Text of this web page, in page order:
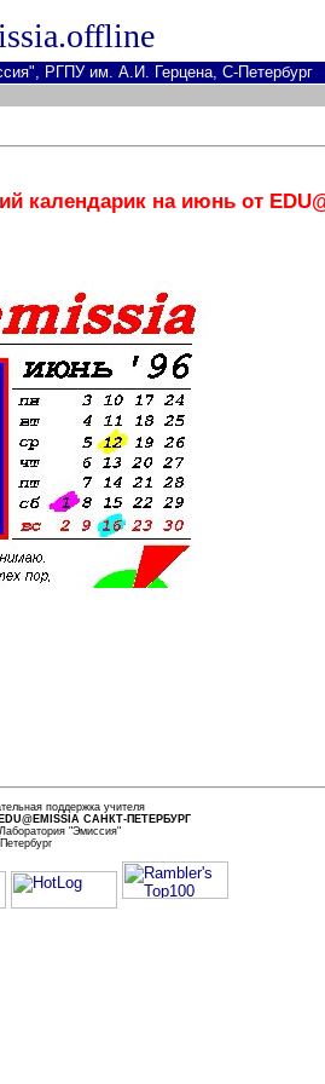
РГПУ им. А.И. Герцена, С-Петербург
календарик на июнь от
поддержка учителя
САНКТ-ПЕТЕРБУРГ
Лаборатория "Эмиссия"